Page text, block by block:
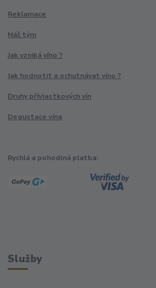
Reklamace
Náš tým
Jak vzniká víno ?
Jak hodnotit a ochutnávat víno ?
Druhy přívlastkových vín
Degustace vína
Rychlá a pohodlná platba:
Služby